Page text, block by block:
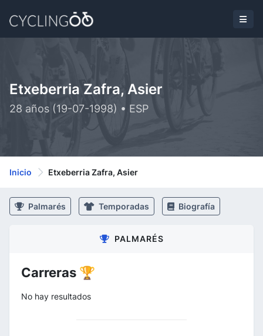
Etxeberria Zafra, Asier
28 años (19-07-1998) • ESP
Inicio Etxeberria Zafra, Asier
Palmarés Temporadas Biografía
PALMARÉS
Carreras 🏆
No hay resultados